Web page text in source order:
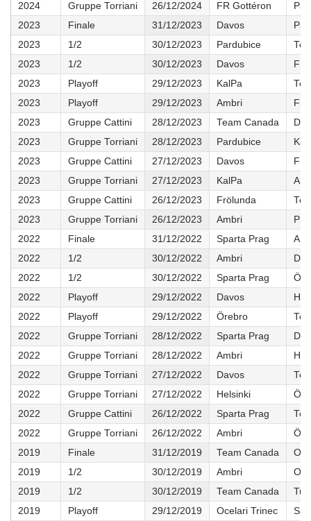
2024
Gruppe Torriani 26/12/2024 FR Gottéron
2023
Finale 31/12/2023 Davos
2023
1/2 30/12/2023 Pardubice
2023
1/2 30/12/2023 Davos
2023
Playoff 29/12/2023 KalPa
2023
Playoff 29/12/2023 Ambri
2023
Gruppe Cattini 28/12/2023 Team Canada
2023
Gruppe Torriani 28/12/2023 Pardubice
2023
Gruppe Cattini 27/12/2023 Davos
2023
Gruppe Torriani 27/12/2023 KalPa
2023
Gruppe Cattini 26/12/2023 Frölunda
2023
Gruppe Torriani 26/12/2023 Ambri
2022
Finale 31/12/2022 Sparta Prag
2022
1/2 30/12/2022 Ambri
2022
1/2 30/12/2022 Sparta Prag
2022
Playoff 29/12/2022 Davos
2022
Playoff 29/12/2022 Örebro
2022
Gruppe Torriani 28/12/2022 Sparta Prag
2022
Gruppe Torriani 28/12/2022 Ambri
2022
Gruppe Torriani 27/12/2022 Davos
2022
Gruppe Torriani 27/12/2022 Helsinki
2022
Gruppe Cattini 26/12/2022 Sparta Prag
2022
Gruppe Torriani 26/12/2022 Ambri
2019
Finale 31/12/2019 Team Canada
2019
1/2 30/12/2019 Ambri
2019
1/2 30/12/2019 Team Canada
2019
Playoff 29/12/2019 Ocelari Trinec